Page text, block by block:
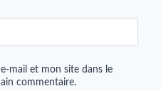
mail et mon site dans le
commentaire.